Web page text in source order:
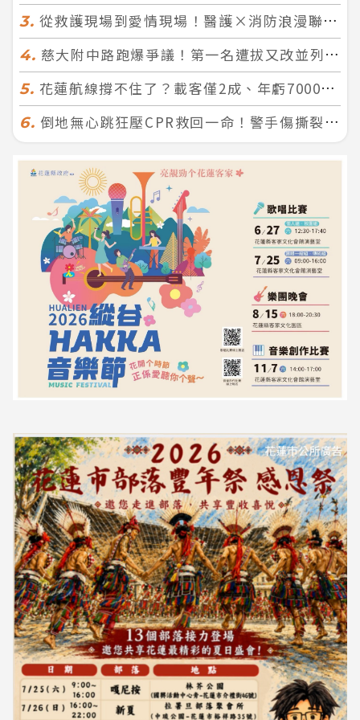
3. 從救護現場到愛情現場！醫護×消防浪漫聯誼 32人配對成功5對
4. 慈大附中路跑爆爭議！第一名遭拔又改並列 家長怒：難以接受
5. 花蓮航線撐不住了？載客僅2成、年虧7000萬 華信喊：真的快飛不下去
6. 倒地無心跳狂壓CPR救回一命！警手傷撕裂仍不放手 竟救到藝人何篤霖哥哥